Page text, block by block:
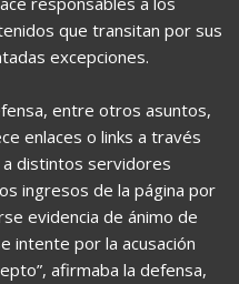
que transitan por sus
excepciones.
entre otros asuntos,
enlaces o links a través
distintos servidores
ingresos de la página por
evidencia de ánimo de
intente por la acusación
afirmaba la defensa,